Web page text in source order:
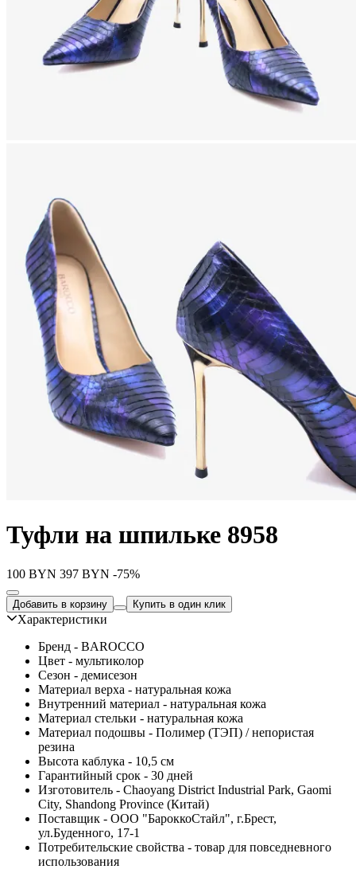
Туфли на шпильке 8958
100 BYN 397 BYN -75%
Добавить в корзину Купить в один клик
Характеристики
Бренд - BAROCCO
Цвет - мультиколор
Сезон - демисезон
Материал верха - натуральная кожа
Внутренний материал - натуральная кожа
Материал стельки - натуральная кожа
Материал подошвы - Полимер (ТЭП) / непористая
резина
Высота каблука - 10,5 см
Гарантийный срок - 30 дней
Изготовитель - Chaoyang District Industrial Park, Gaomi
City, Shandong Province (Китай)
Поставщик - ООО "БароккоСтайл", г.Брест,
ул.Буденного, 17-1
Потребительские свойства - товар для повседневного
использования